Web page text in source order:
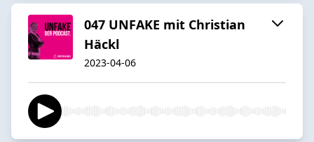
047 UNFAKE mit Christian
Häckl
2023-04-06